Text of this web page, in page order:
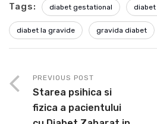
Tags: diabet gestational diabet
diabet la gravide gravida diabet
PREVIOUS POST
Starea psihica si
fizica a pacientului